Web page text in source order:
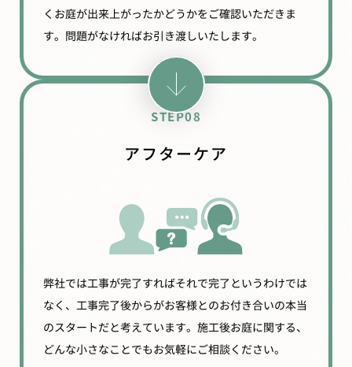
くお庭が出来上がったかどうかをご確認いただきま
す。問題がなければお引き渡しいたします。
STEP08
アフターケア
弊社では工事が完了すればそれで完了というわけでは
なく、工事完了後からがお客様とのお付き合いの本当
のスタートだと考えています。施工後お庭に関する、
どんな小さなことでもお気軽にご相談ください。